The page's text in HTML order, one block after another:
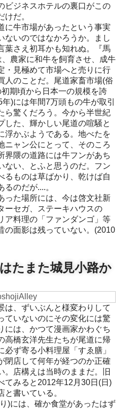
ビジネスホテルの裏口がこの
けだ。
に牛市場があったという事実
ないのではなかろうか。まし
葉さえ初耳かも知れぬ。『馬
農家に和牛を飼育させ、成牛
・見極めて市場へと売りに行
人のことだ。尾道家畜市場(俗
期頃から日本一の規模を誇
)には年間7万頭もの牛が取引
ら驚くだろう。今から半世紀
した、輝かしい尾道の喧騒と
浮かぶようである。地べたを
ニャン公にとって、そのころ
界隈の道路には牛フンがあち
ない、とふと思うのだ。フン
るものは草ばかり、乾けば自
のだが....。
った場所には、今は啓文社新
ーセガ、ステーキハウスの
ア料理の「ファンダンゴ」等
の面影は残っていない。(2010
たまた城見小路か
は、ずいぶんと様変わりして
ていないのにその変化には驚
には、かつて漫画家かわぐち
高橋玄洋先生たちが尾道に帰
必ず寄る小料理屋「すゑ膳」
閉店して何年が経つのか正確
。店構えは当時のままだ。旧
てみると2012年12月30日(日)
と書いている。
)には、確か食堂があったはず